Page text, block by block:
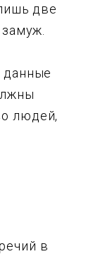
две
данные
людей,
в